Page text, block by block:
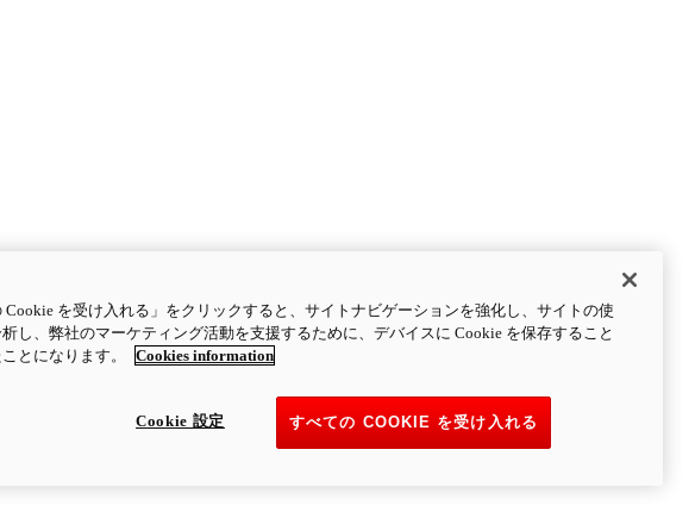
Cookie を受け入れる」をクリックすると、サイトナビゲーションを強化し、サイトの使
し、弊社のマーケティング活動を支援するために、デバイスに Cookie を保存すること
とになります。
Cookies information
すべての COOKIE を受け入れる
Cookie 設定